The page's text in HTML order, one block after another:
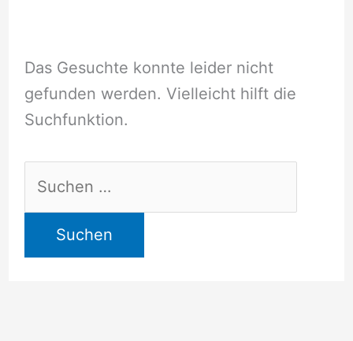
Das Gesuchte konnte leider nicht
gefunden werden. Vielleicht hilft die
Suchfunktion.
nach: